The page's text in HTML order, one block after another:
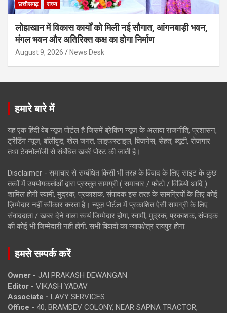
छत्तीसगढ़ राज्य
लोहाखान में विकास कार्यों को मिली नई सौगात, आंगनबाड़ी भवन,
मंगल भवन और अतिरिक्त कक्ष का होगा निर्माण
August 9, 2026 News Desk
हमारे बारे में
यह एक हिंदी वेब न्यूज़ पोर्टल है जिसमें ब्रेकिंग न्यूज़ के अलावा राजनीति, प्रशासन,
ट्रेंडिंग न्यूज, बॉलीवुड, खेल जगत, लाइफस्टाइल, बिजनेस, सेहत, ब्यूटी, रोजगार
तथा टेक्नोलॉजी से संबंधित खबरें पोस्ट की जाती है।
Disclaimer - समाचार से सम्बंधित किसी भी तरह के विवाद के लिए साइट के कुछ
तत्वों में उपयोगकर्ताओं द्वारा प्रस्तुत सामग्री ( समाचार / फोटो / विडियो आदि )
शामिल होगी स्वामी, मुद्रक, प्रकाशक, संपादक इस तरह के सामग्रियों के लिए कोई
ज़िम्मेदार नहीं स्वीकार करता है। न्यूज़ पोर्टल में प्रकाशित ऐसी सामग्री के लिए
संवाददाता / खबर देने वाला स्वयं जिम्मेदार होगा, स्वामी, मुद्रक, प्रकाशक, संपादक
की कोई भी जिम्मेदारी नहीं होगी. सभी विवादों का न्यायक्षेत्र रायपुर होगा
हमसे सम्पर्क करें
Owner - JAI PRAKASH DEWANGAN
Editor - VIKASH YADAV
Associate - LAVY SERVICES
Office - 40, BRAMDEV COLONY, NEAR SAPNA TRACTOR,